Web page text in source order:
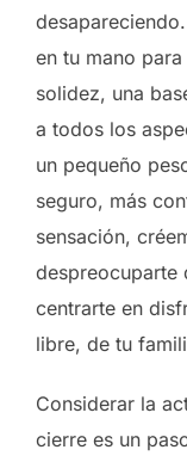
en tu mano
solidez, una
a todos los
un pequeño
seguro, más
sensación,
despreocuparte
centrarte en
libre, de tu
Considerar la
cierre es un